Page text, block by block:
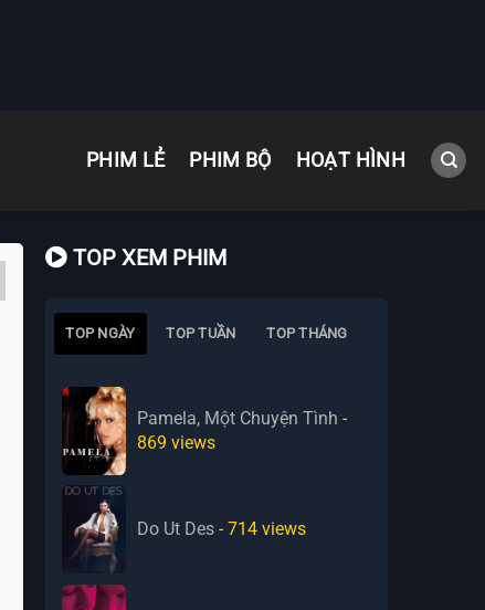
PHIM LẺ PHIM BỘ HOẠT HÌNH
TOP XEM PHIM
TOP NGÀY TOP TUẦN TOP THÁNG
Pamela, Một Chuyện Tình -
869 views
Do Ut Des - 714 views